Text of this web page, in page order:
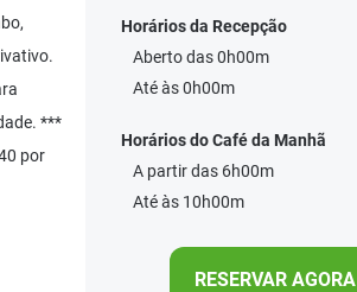
***
por
Horários da Recepção
Aberto das 0h00m
Até às 0h00m
Horários do Café da Manhã
A partir das 6h00m
Até às 10h00m
RESERVAR AGORA